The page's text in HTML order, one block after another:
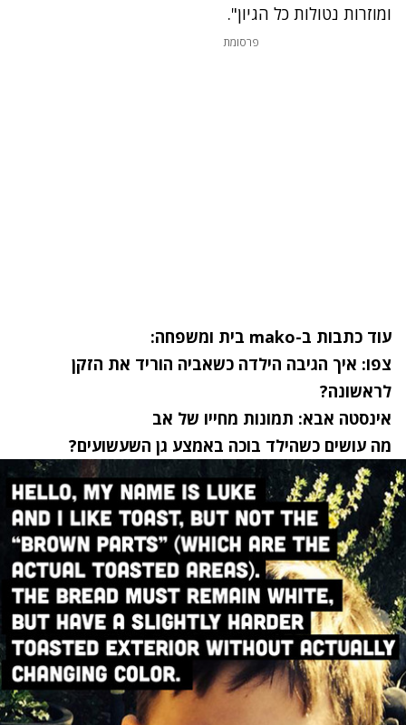
ומוזרות נטולות כל הגיון".
פרסומת
עוד כתבות ב-mako בית ומשפחה:
צפו: איך הגיבה הילדה כשאביה הוריד את הזקן
לראשונה?
אינסטה אבא: תמונות מחייו של אב
מה עושים כשהילד בוכה באמצע גן השעשועים?